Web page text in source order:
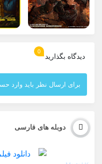
دیدگاه بگذارید
0
برای ارسال نظر باید وارد
دوبله های فارسی